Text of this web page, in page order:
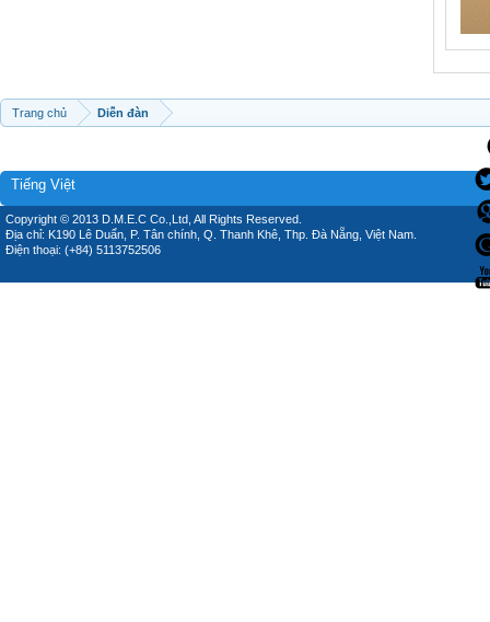
Trang chủ Diễn đàn
Tiếng Việt
Copyright © 2013 D.M.E.C Co.,Ltd, All Rights Reserved.
Địa chỉ: K190 Lê Duẩn, P. Tân chính, Q. Thanh Khê, Thp. Đà Nẵng, Việt Nam.
Điện thoại: (+84) 5113752506